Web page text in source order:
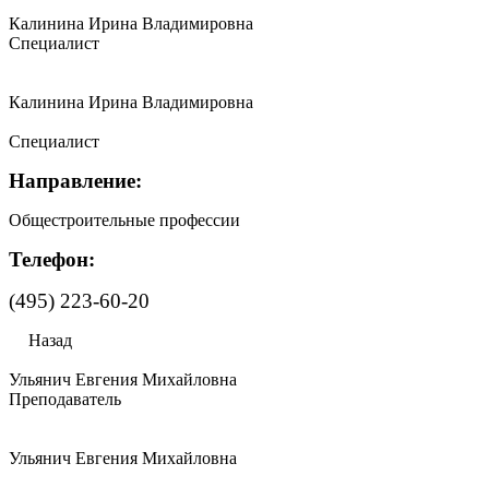
Калинина Ирина Владимировна
Специалист
Калинина Ирина Владимировна
Специалист
Направление:
Общестроительные профессии
Телефон:
(495) 223-60-20
Назад
Ульянич Евгения Михайловна
Преподаватель
Ульянич Евгения Михайловна